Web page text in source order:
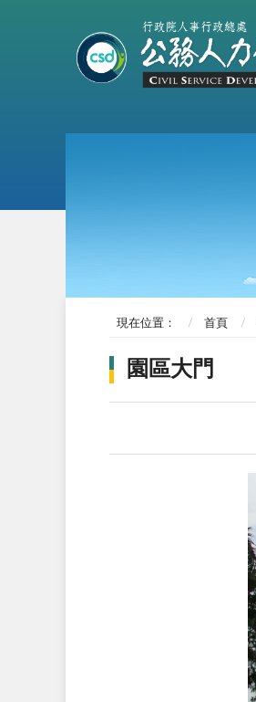
現在位置： 首頁
園區大門